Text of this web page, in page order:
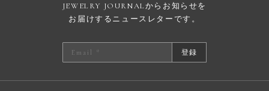
JEWELRY JOURNALからお知らせを
お届けするニュースレターです。
登録